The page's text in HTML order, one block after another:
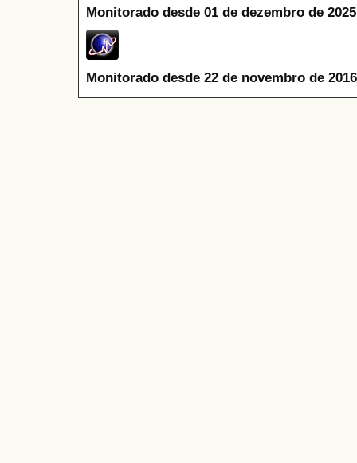
Monitorado desde 01 de dezembro de
Monitorado desde 22 de novembro de